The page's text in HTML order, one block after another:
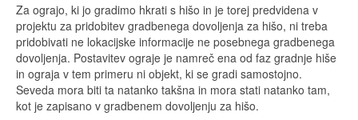
Za ograjo, ki jo gradimo hkrati s hišo in je torej predvidena v
projektu za pridobitev gradbenega dovoljenja za hišo, ni treba
pridobivati ne lokacijske informacije ne posebnega gradbenega
dovoljenja. Postavitev ograje je namreč ena od faz gradnje hiše
in ograja v tem primeru ni objekt, ki se gradi samostojno.
Seveda mora biti ta natanko takšna in mora stati natanko tam,
kot je zapisano v gradbenem dovoljenju za hišo.